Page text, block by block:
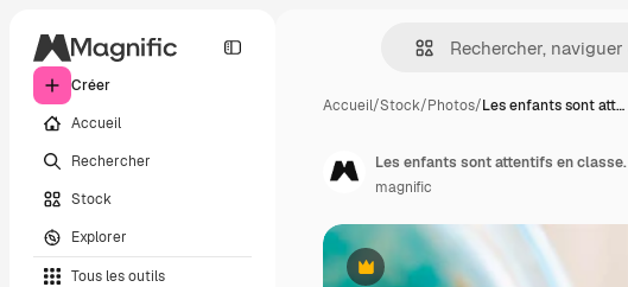
Créer
Accueil
Rechercher
Stock
Explorer
Tous les outils
Accueil/Stock/Photos/Les enfants sont att…
Premium
Les enfants sont attentifs en classe.
magnific